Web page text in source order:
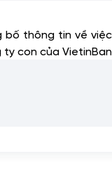
bố thông tin về
con của